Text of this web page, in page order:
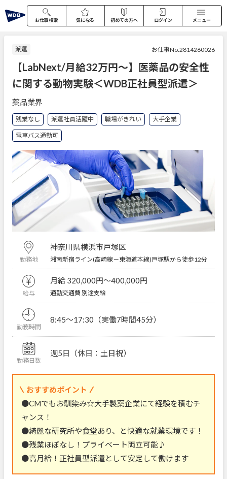
お仕事検索 気になる 初めての方へ ログイン メニュー
派遣 お仕事No.2814260026
【LabNext/月給32万円～】医薬品の安全性
に関する動物実験＜WDB正社員型派遣＞
薬品業界
残業なし 派遣社員活躍中 職場がきれい 大手企業
電車バス通勤可
勤務地
神奈川県横浜市戸塚区
湘南新宿ライン(高崎線－東海道本線)戸塚駅から徒歩12分
給与
月給 320,000円〜400,000円
通勤交通費 別途支給
勤務時間
8:45～17:30（実働7時間45分）
勤務日数
週5日（休日：土日祝）
おすすめポイント
●CMでもお馴染み☆大手製薬企業にて経験を積むチ
ャンス！
●綺麗な研究所や食堂あり、と快適な就業環境です！
●残業ほぼなし！プライベート両立可能♪
●高月給！正社員型派遣として安定して働けます